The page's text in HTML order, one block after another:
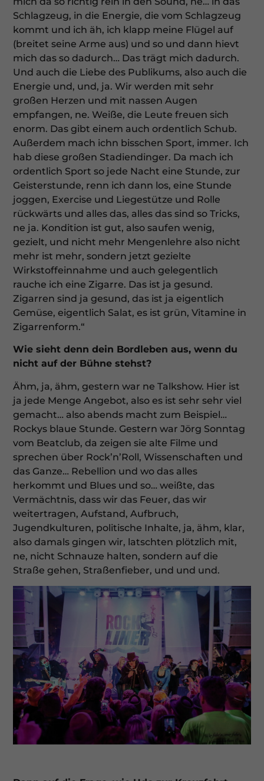
Schlagzeug, in die Energie, die vom Schlagzeug
kommt und ich äh, ich klapp meine Flügel auf
(breitet seine Arme aus) und so und dann hievt
mich das so dadurch… Das trägt mich dadurch.
Und auch die Liebe des Publikums, also auch die
Energie und, und, ja. Wir werden mit sehr
großen Herzen und mit nassen Augen
empfangen, ne. Weiße, die Leute freuen sich
enorm. Das gibt einem auch ordentlich Schub.
Außerdem mach ichn bisschen Sport, immer. Ich
hab diese großen Stadiendinger. Da mach ich
ordentlich Sport so jede Nacht eine Stunde, zur
Geisterstunde, renn ich dann los, eine Stunde
joggen, Exercise und Liegestütze und Rolle
rückwärts und alles das, alles das sind so Tricks,
ne ja. Kondition ist gut, also saufen wenig,
gezielt, und nicht mehr Mengenlehre also nicht
mehr ist mehr, sondern jetzt gezielte
Wirkstoffeinnahme und auch gelegentlich
rauche ich eine Zigarre. Das ist ja gesund.
Zigarren sind ja gesund, das ist ja eigentlich
Gemüse, eigentlich Salat, es ist grün, Vitamine in
Zigarrenform.“
Wie sieht denn dein Bordleben aus, wenn du
nicht auf der Bühne stehst?
Ähm, ja, ähm, gestern war ne Talkshow. Hier ist
ja jede Menge Angebot, also es ist sehr sehr viel
gemacht… also abends macht zum Beispiel…
Rockys blaue Stunde. Gestern war Jörg Sonntag
vom Beatclub, da zeigen sie alte Filme und
sprechen über Rock’n’Roll, Wissenschaften und
das Ganze… Rebellion und wo das alles
herkommt und Blues und so… weißte, das
Vermächtnis, dass wir das Feuer, das wir
weitertragen, Aufstand, Aufbruch,
Jugendkulturen, politische Inhalte, ja, ähm, klar,
also damals gingen wir, latschten plötzlich mit,
ne, nicht Schnauze halten, sondern auf die
Straße gehen, Straßenfieber, und und und.